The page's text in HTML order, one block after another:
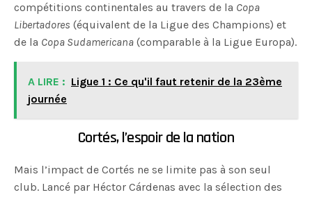
compétitions continentales au travers de la Copa
Libertadores (équivalent de la Ligue des Champions) et
de la Copa Sudamericana (comparable à la Ligue Europa).
A LIRE : Ligue 1 : Ce qu'il faut retenir de la 23ème
journée
Cortés, l’espoir de la nation
Mais l’impact de Cortés ne se limite pas à son seul
club. Lancé par Héctor Cárdenas avec la sélection des